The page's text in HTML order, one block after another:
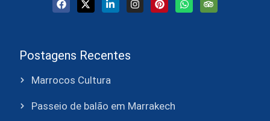
Postagens Recentes
Marrocos Cultura
Passeio de balão em Marrakech